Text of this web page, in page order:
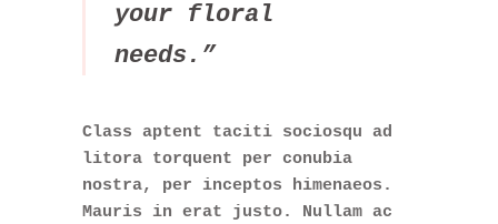
your floral
needs.”
Class aptent taciti sociosqu ad
litora torquent per conubia
nostra, per inceptos himenaeos.
Mauris in erat justo. Nullam ac